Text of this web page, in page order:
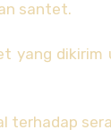
santet.
yang
terhadap